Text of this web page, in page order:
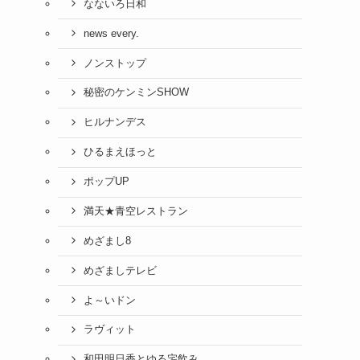
なないろ日和
news every.
ノンストップ
秘密のケンミンSHOW
ヒルナンデス
ひるまえほっと
ポップUP
満天★青空レストラン
めざまし8
めざましテレビ
よ～いドン
ラヴィット